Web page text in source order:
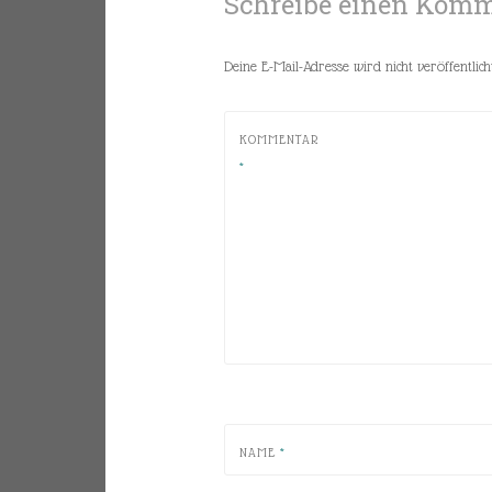
Deine E-Mail-Adresse wird nicht
KOMMENTAR
*
NAME *